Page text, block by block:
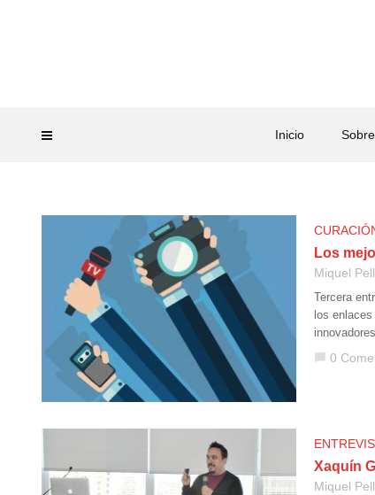
Inicio
Los
Miquel
Tercera
los
chat_bubble 0
Xaquín
Miquel